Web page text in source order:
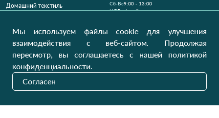
Домашний текстиль
Cб-Вс9:00 - 13:00
НДВихідний
Україна, Луцьк, 43000
Наши обновления
Мы используем файлы cookie для улучшения
взаимодействия с веб-сайтом. Продолжая
пересмотр, вы соглашаетесь с нашей политикой
конфиденциальности.
Согласен